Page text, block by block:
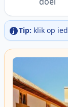
Tip: klik op